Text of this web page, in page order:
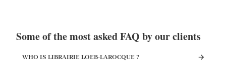
Some of the most asked FAQ by our clients
WHO IS LIBRAIRIE LOEB-LAROCQUE ?